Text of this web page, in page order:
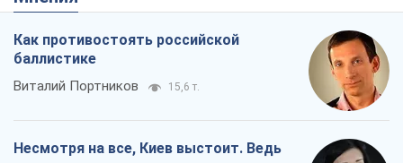
Как противостоять российской
баллистике
Виталий Портников 15,6 т.
Несмотря на все, Киев выстоит. Ведь